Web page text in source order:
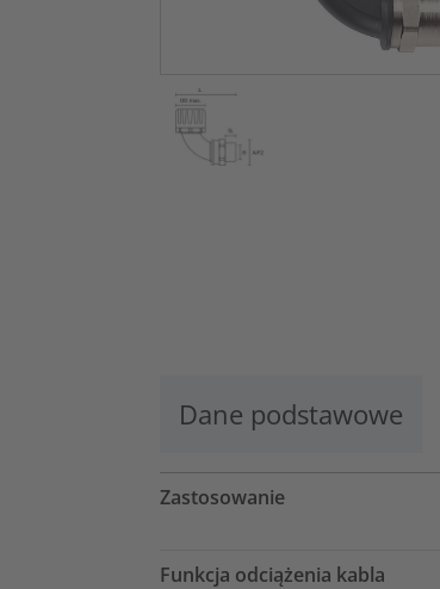
Dane podstawowe
Zastosowanie
Funkcja odciążenia kabla